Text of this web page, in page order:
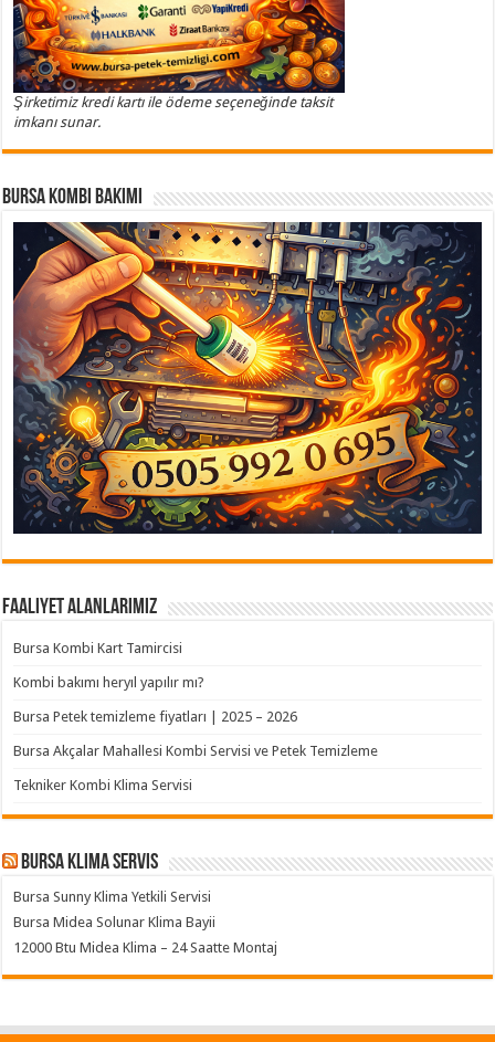
Şirketimiz kredi kartı ile ödeme seçeneğinde taksit
imkanı sunar.
Bursa Kombi Bakımı
Faaliyet Alanlarımız
Bursa Kombi Kart Tamircisi
Kombi bakımı heryıl yapılır mı?
Bursa Petek temizleme fiyatları | 2025 – 2026
Bursa Akçalar Mahallesi Kombi Servisi ve Petek Temizleme
Tekniker Kombi Klima Servisi
Bursa klima servis
Bursa Sunny Klima Yetkili Servisi
Bursa Midea Solunar Klima Bayii
12000 Btu Midea Klima – 24 Saatte Montaj